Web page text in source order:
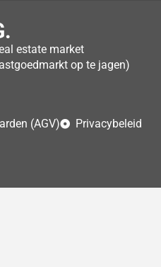
estate market
op te jagen)
(AGV)
Privacybeleid